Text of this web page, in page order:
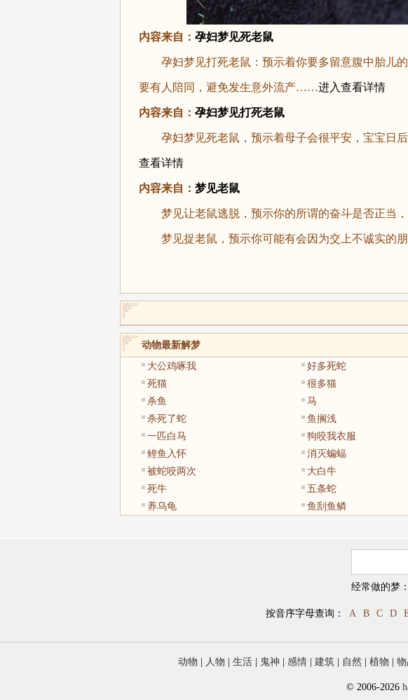
内容来自： 孕妇梦见死老鼠
孕妇梦见打死老鼠：预示着你要多留意腹中胎儿的
要有人陪同，避免发生意外流产……进入查看详情
内容来自： 孕妇梦见打死老鼠
孕妇梦见死老鼠，预示着母子会很平安，宝宝日
查看详情
内容来自： 梦见老鼠
梦见让老鼠逃脱，预示你的所谓的奋斗是否正当，
梦见捉老鼠，预示你可能有会因为交上不诚实的
动物最新解梦
大公鸡啄我
好多死蛇
死猫
很多猫
杀鱼
马
杀死了蛇
鱼搁浅
一匹白马
狗咬我衣服
鲤鱼入怀
消灭蝙蝠
被蛇咬两次
大白牛
死牛
五条蛇
养乌龟
鱼刮鱼鳞
经常做的梦：
按音序字母查询： A B C D
动物 人物 生活 鬼神 感情 建筑 自然 植物 物
© 2006-2026